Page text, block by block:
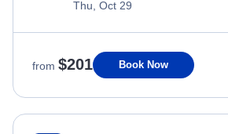
Thu, Oct 29
from $201 Book Now